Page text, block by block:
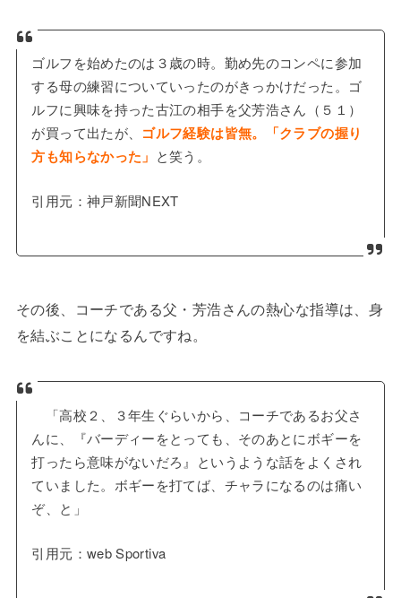
ゴルフを始めたのは３歳の時。勤め先のコンペに参加
する母の練習についていったのがきっかけだった。ゴ
ルフに興味を持った古江の相手を父芳浩さん（５１）
が買って出たが、 ゴルフ経験は皆無。「クラブの握り
方も知らなかった」 と笑う。
引用元：神戸新聞NEXT
その後、コーチである父・芳浩さんの熱心な指導は、身
を結ぶことになるんですね。
「高校２、３年生ぐらいから、コーチであるお父さ
んに、『バーディーをとっても、そのあとにボギーを
打ったら意味がないだろ』というような話をよくされ
ていました。ボギーを打てば、チャラになるのは痛い
ぞ、と」
引用元：web Sportiva